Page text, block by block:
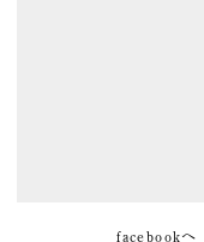
facebookへ